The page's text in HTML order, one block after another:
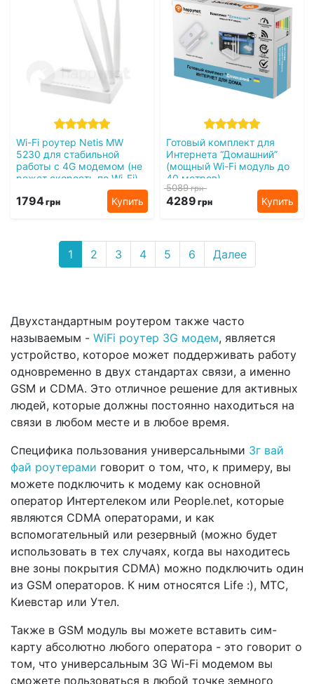
Wi-Fi роутер Netis MW
5230 для стабильной
работы с 4G модемом (не
режет скорость по Wi-Fi)
1794грн Купить
Готовый комплект для
Интернета “Домашний”
(мощный Wi-Fi модуль до
40 метров)
5089грн
4289 грн Купить
1 2 3 4 5 6 Далее
Двухстандартным роутером также часто
называемым - WiFi роутер 3G модем, является
устройство, которое может поддерживать работу
одновременно в двух стандартах связи, а именно
GSM и CDMA. Это отличное решение для активных
людей, которые должны постоянно находиться на
связи в любом месте и в любое время.
Специфика пользования универсальными 3г вай
фай роутерами говорит о том, что, к примеру, вы
можете подключить к модему как основной
оператор Интертелеком или People.net, которые
являются CDMA операторами, и как
вспомогательный или резервный (можно будет
использовать в тех случаях, когда вы находитесь
вне зоны покрытия CDMA) можно подключить один
из GSM операторов. К ним относятся Life :), МТС,
Киевстар или Утел.
Также в GSM модуль вы можете вставить сим-
карту абсолютно любого оператора - это говорит о
том, что универсальным 3G Wi-Fi модемом вы
сможете пользоваться в любой точке земного